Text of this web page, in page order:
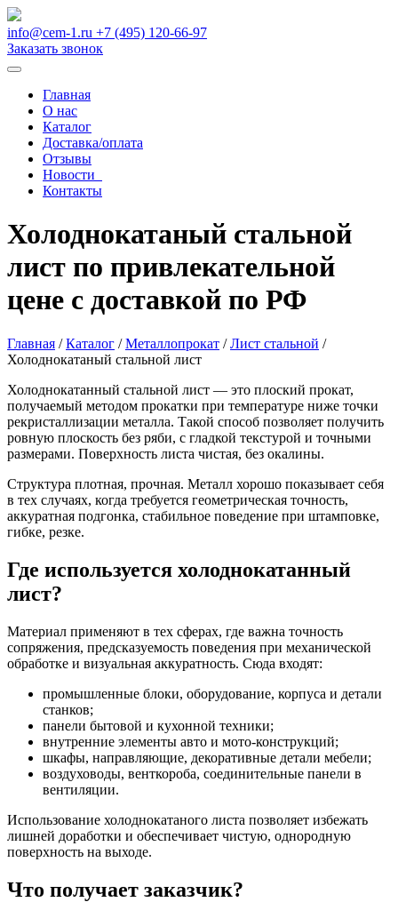
info@cem-1.ru +7 (495) 120-66-97
Заказать звонок
Главная
О нас
Каталог
Доставка/оплата
Отзывы
Новости
Контакты
Холоднокатаный стальной
лист по привлекательной
цене с доставкой по РФ
Главная / Каталог / Металлопрокат / Лист стальной /
Холоднокатаный стальной лист
Холоднокатанный стальной лист — это плоский прокат,
получаемый методом прокатки при температуре ниже точки
рекристаллизации металла. Такой способ позволяет получить
ровную плоскость без ряби, с гладкой текстурой и точными
размерами. Поверхность листа чистая, без окалины.
Структура плотная, прочная. Металл хорошо показывает себя
в тех случаях, когда требуется геометрическая точность,
аккуратная подгонка, стабильное поведение при штамповке,
гибке, резке.
Где используется холоднокатанный
лист?
Материал применяют в тех сферах, где важна точность
сопряжения, предсказуемость поведения при механической
обработке и визуальная аккуратность. Сюда входят:
промышленные блоки, оборудование, корпуса и детали
станков;
панели бытовой и кухонной техники;
внутренние элементы авто и мото-конструкций;
шкафы, направляющие, декоративные детали мебели;
воздуховоды, венткороба, соединительные панели в
вентиляции.
Использование холоднокатаного листа позволяет избежать
лишней доработки и обеспечивает чистую, однородную
поверхность на выходе.
Что получает заказчик?